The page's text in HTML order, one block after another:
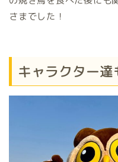
さまでした！
キャラクター達